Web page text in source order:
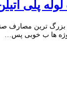
پلی
از بزرگ ترین
ها ب خوبی پس…